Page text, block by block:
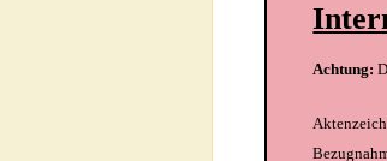
Achtung: